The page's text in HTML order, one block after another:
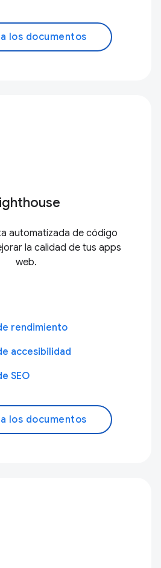
los documentos
automatizada de código
la calidad de tus apps
web.
rendimiento
accesibilidad
SEO
los documentos